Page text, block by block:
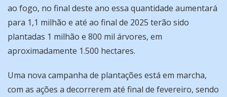
ao fogo, no final deste ano essa quantidade aumentará
para 1,1 milhão e até ao final de 2025 terão sido
plantadas 1 milhão e 800 mil árvores, em
aproximadamente 1.500 hectares.
Uma nova campanha de plantações está em marcha,
com as ações a decorrerem até final de fevereiro, sendo